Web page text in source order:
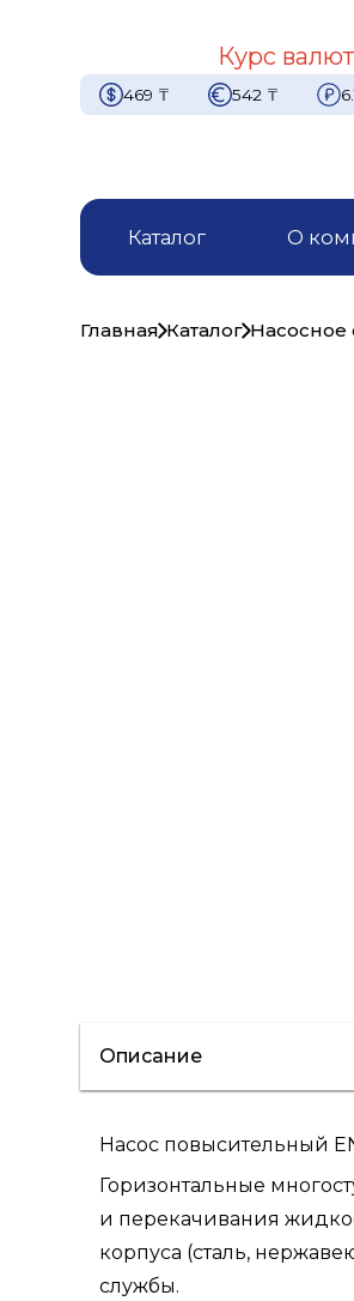
Курс валют
469 ₸ 542 ₸
Каталог О
Главная Каталог Насосное
Описание
Насос повысительный
Горизонтальные
и перекачивания
корпуса (сталь,
службы.